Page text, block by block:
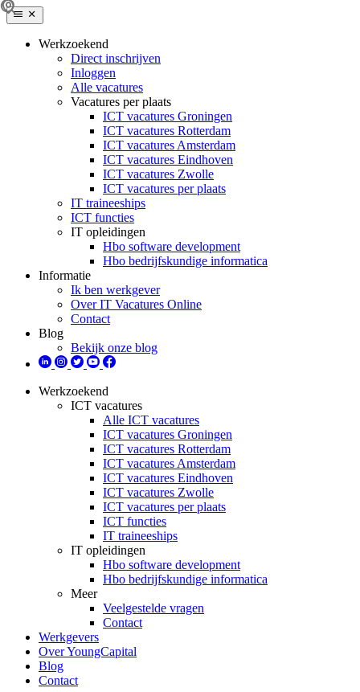
Werkzoekend
Direct inschrijven
Inloggen
Alle vacatures
Vacatures per plaats
ICT vacatures Groningen
ICT vacatures Rotterdam
ICT vacatures Amsterdam
ICT vacatures Eindhoven
ICT vacatures Zwolle
ICT vacatures per plaats
IT traineeships
ICT functies
IT opleidingen
Hbo software development
Hbo bedrijfskundige informatica
Informatie
Ik ben werkgever
Over IT Vacatures Online
Contact
Blog
Bekijk onze blog
Werkzoekend
ICT vacatures
Alle ICT vacatures
ICT vacatures Groningen
ICT vacatures Rotterdam
ICT vacatures Amsterdam
ICT vacatures Eindhoven
ICT vacatures Zwolle
ICT vacatures per plaats
ICT functies
IT traineeships
IT opleidingen
Hbo software development
Hbo bedrijfskundige informatica
Meer
Veelgestelde vragen
Contact
Werkgevers
Over YoungCapital
Blog
Contact